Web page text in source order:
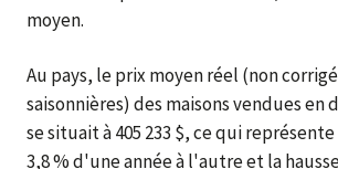
moyen.
Au pays, le prix moyen réel (non
saisonnières) des maisons vendues en
se situait à 405 233 $, ce qui
3,8 % d'une année à l'autre et la